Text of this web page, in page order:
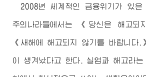
2008년 세계적인 금융위기가 있
주의나라들에서는 《당신은 해고되
《새해에 해고되지 않기를 바랍니다.
이 생겨났다고 한다. 실업과 해고라는